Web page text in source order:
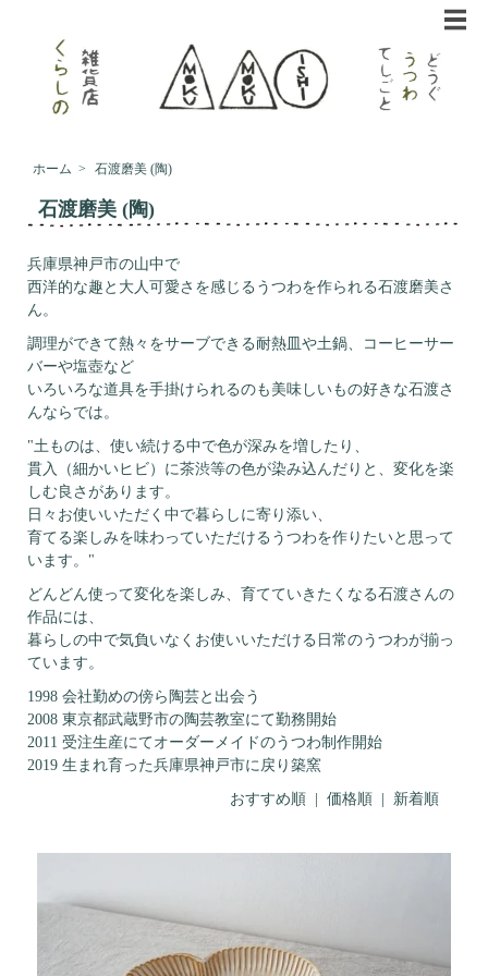
ホーム > 石渡磨美 (陶)
石渡磨美 (陶)
兵庫県神戸市の山中で
西洋的な趣と大人可愛さを感じるうつわを作られる石渡磨美さ
ん。
調理ができて熱々をサーブできる耐熱皿や土鍋、コーヒーサー
バーや塩壺など
いろいろな道具を手掛けられるのも美味しいもの好きな石渡さ
んならでは。
"土ものは、使い続ける中で色が深みを増したり、
貫入（細かいヒビ）に茶渋等の色が染み込んだりと、変化を楽
しむ良さがあります。
日々お使いいただく中で暮らしに寄り添い、
育てる楽しみを味わっていただけるうつわを作りたいと思って
います。"
どんどん使って変化を楽しみ、育てていきたくなる石渡さんの
作品には、
暮らしの中で気負いなくお使いいただける日常のうつわが揃っ
ています。
1998 会社勤めの傍ら陶芸と出会う
2008 東京都武蔵野市の陶芸教室にて勤務開始
2011 受注生産にてオーダーメイドのうつわ制作開始
2019 生まれ育った兵庫県神戸市に戻り築窯
おすすめ順 | 価格順 | 新着順